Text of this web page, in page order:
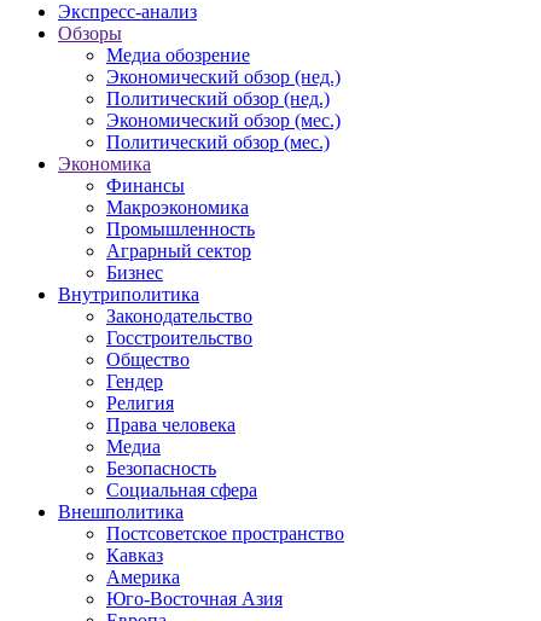
Экспресс-анализ
Обзоры
Медиа обозрение
Экономический обзор (нед.)
Политический обзор (нед.)
Экономический обзор (мес.)
Политический обзор (мес.)
Экономика
Финансы
Макроэкономика
Промышленность
Аграрный сектор
Бизнес
Внутриполитика
Законодательство
Госстроительство
Общество
Гендер
Религия
Права человека
Медиа
Безопасность
Социальная сфера
Внешполитика
Постсоветское пространство
Кавказ
Америка
Юго-Восточная Азия